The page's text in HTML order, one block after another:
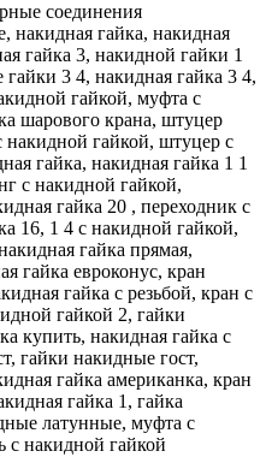
соединения
накидная гайка, накидная
гайка 3, накидной гайки 1
3 4, накидная гайка 3 4,
гайкой, муфта с
шарового крана, штуцер
накидной гайкой, штуцер с
гайка, накидная гайка 1 1
с накидной гайкой,
гайка 20 , переходник с
16, 1 4 с накидной гайкой,
гайка прямая,
гайка евроконус, кран
гайка с резьбой, кран с
гайкой 2, гайки
купить, накидная гайка с
гайки накидные гост,
гайка американка, кран
гайка 1, гайка
латунные, муфта с
с накидной гайкой